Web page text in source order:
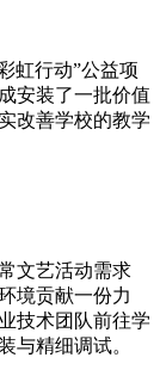
虹行动”公益项
安装了一批价值
改善学校的教学
文艺活动需求
境贡献一份力
技术团队前往学
与精细调试。